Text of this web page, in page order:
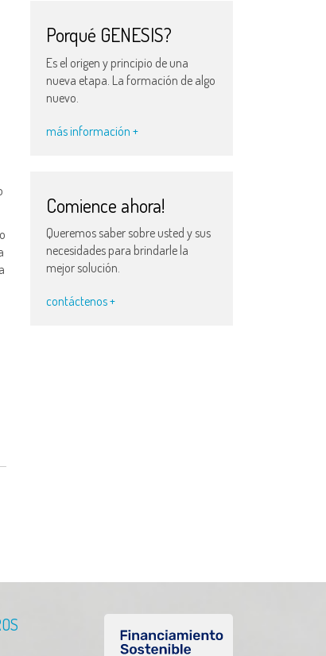
Porqué GENESIS?
Es el origen y principio de una
nueva etapa. La formación de algo
nuevo.
más información +
Comience ahora!
Queremos saber sobre usted y sus
necesidades para brindarle la
mejor solución.
contáctenos +